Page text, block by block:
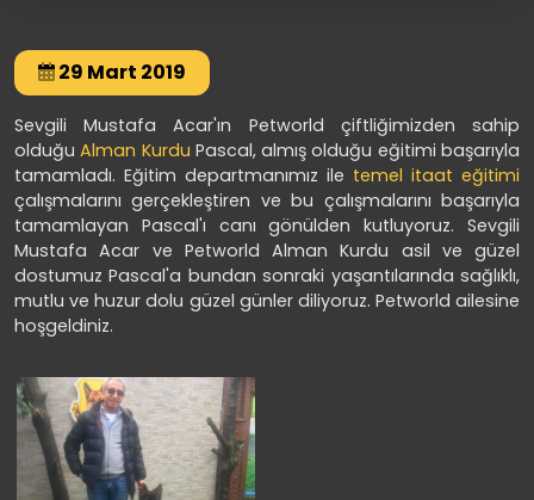
29 Mart 2019
Sevgili Mustafa Acar'ın Petworld çiftliğimizden sahip
olduğuAlman Kurdu Pascal, almış olduğu eğitimi başarıyla
tamamladı. Eğitim departmanımız ile temel itaat eğitimi
çalışmalarını gerçekleştiren ve bu çalışmalarını başarıyla
tamamlayan Pascal'ı canı gönülden kutluyoruz. Sevgili
Mustafa Acar ve Petworld Alman Kurdu asil ve güzel
dostumuz Pascal'a bundan sonraki yaşantılarında sağlıklı,
mutlu ve huzur dolu güzel günler diliyoruz. Petworld ailesine
hoşgeldiniz.